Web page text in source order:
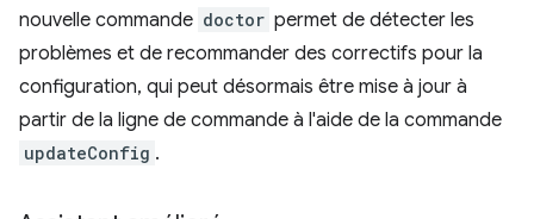
nouvelle commande doctor permet de détecter les
problèmes et de recommander des correctifs pour la
configuration, qui peut désormais être mise à jour à
partir de la ligne de commande à l'aide de la commande
updateConfig .